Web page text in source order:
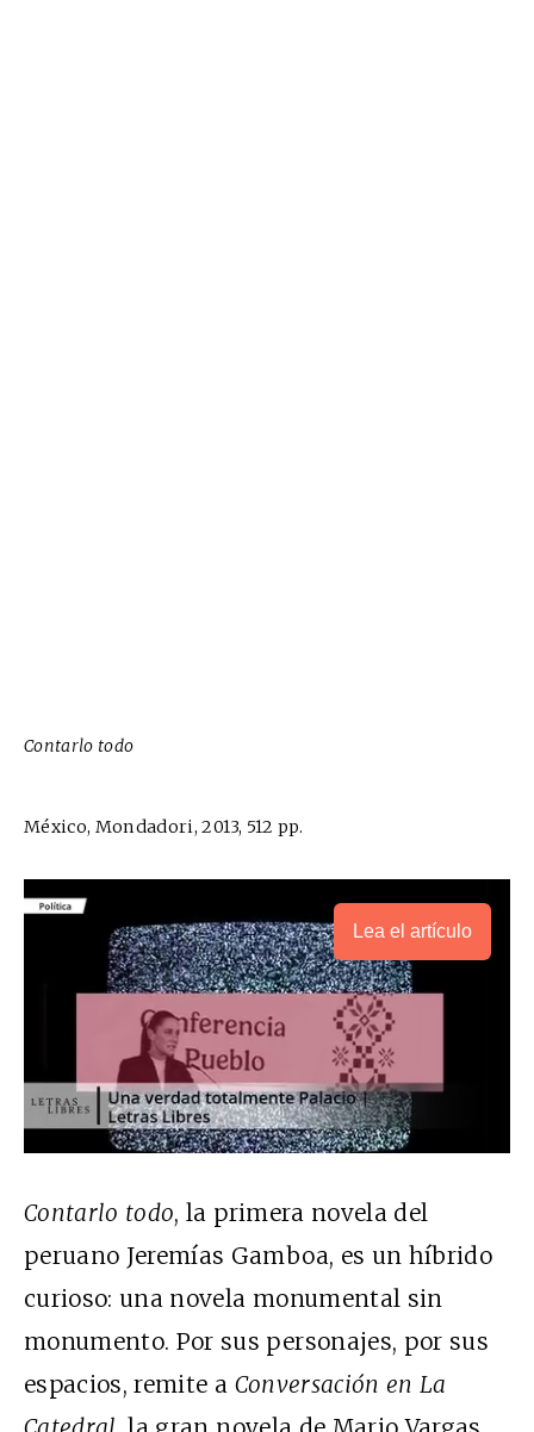
Contarlo todo
México, Mondadori, 2013, 512 pp.
Lea el artículo
Contarlo todo, la primera novela del
peruano Jeremías Gamboa, es un híbrido
curioso: una novela monumental sin
monumento. Por sus personajes, por sus
espacios, remite a Conversación en La